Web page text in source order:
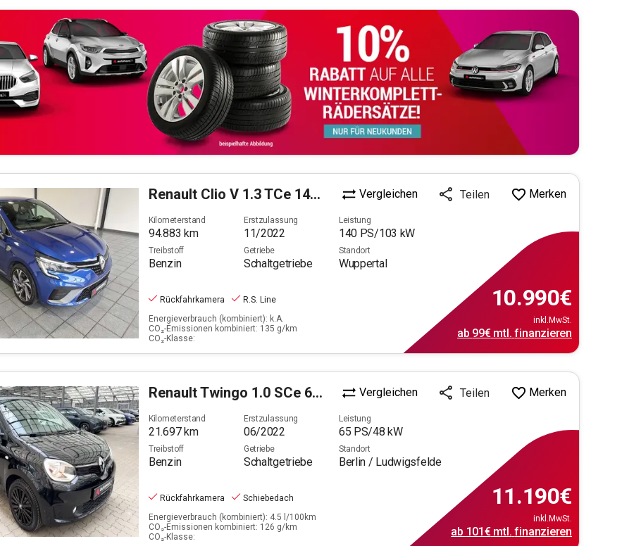
Renault Clio V 1.3 TCe 140 R.S. Line GPF (Euro 6d) Vergleichen Teilen Merken
Kilometerstand
94.883 km
Erstzulassung
11/2022
Leistung
140 PS/103 kW
Treibstoff
Benzin
Getriebe
Schaltgetriebe
Standort
Wuppertal
Rückfahrkamera
R.S. Line
Energieverbrauch (kombiniert): k.A.
CO₂-Emissionen kombiniert: 135 g/km
CO₂-Klasse:
10.990€
inkl.MwSt.
ab 99€mtl. finanzieren
RenaultTwingo 1.0 SCe 65 Urban Night (EURO 6d) Vergleichen Teilen Merken
Kilometerstand
21.697km
Erstzulassung
06/2022
Leistung
65 PS/48 kW
Treibstoff
Benzin
Getriebe
Schaltgetriebe
Standort
Berlin / Ludwigsfelde
Rückfahrkamera
Schiebedach
Energieverbrauch (kombiniert): 4.5 l/100km
CO₂-Emissionen kombiniert: 126 g/km
CO₂-Klasse:
11.190€
inkl.MwSt.
ab 101€mtl. finanzieren